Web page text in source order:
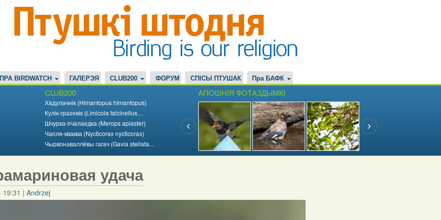
ПРА BIRDWATCH ГАЛЕРЭЯ CLUB200 ФОРУМ СПІСЫ ПТУШАК Пра БАФК
CLUB200
Хадулачнік (Himantopus himantopus)
Кулік-гразевік (Limicola falcinellus…
Шчурка-пчалаедка (Merops apiaster)
Чапля-кваква (Nycticorax nycticorax)
Чырвонаваллёвы гагач (Gavia stellata…
АПОШНІЯ ФОТАЗДЫМКІ
удача
19:31 |Andrzej